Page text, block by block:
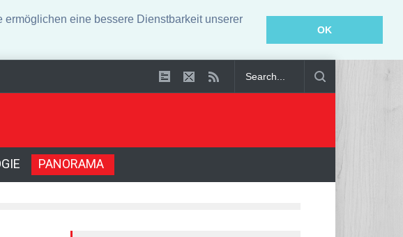
eine bessere Dienstbarkeit unserer
OK
Haft verurteilt
PANORAMA